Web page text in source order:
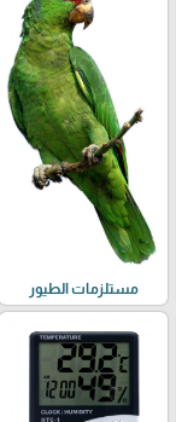
مستلزمات الطيور